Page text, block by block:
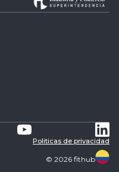
Politicas de privacidad
© 2026 fithub